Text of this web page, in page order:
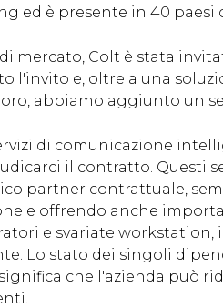
ed è presente in 40
mercato, Colt è stata
l'invito e, oltre a una
abbiamo aggiunto un
di comunicazione
il contratto. Questi
partner contrattuale,
e offrendo anche
e svariate workstation,
Lo stato dei singoli
che l'azienda può